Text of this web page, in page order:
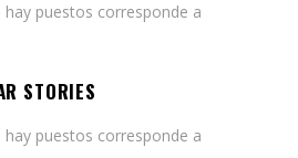
puestos corresponde a
STORIES
puestos corresponde a